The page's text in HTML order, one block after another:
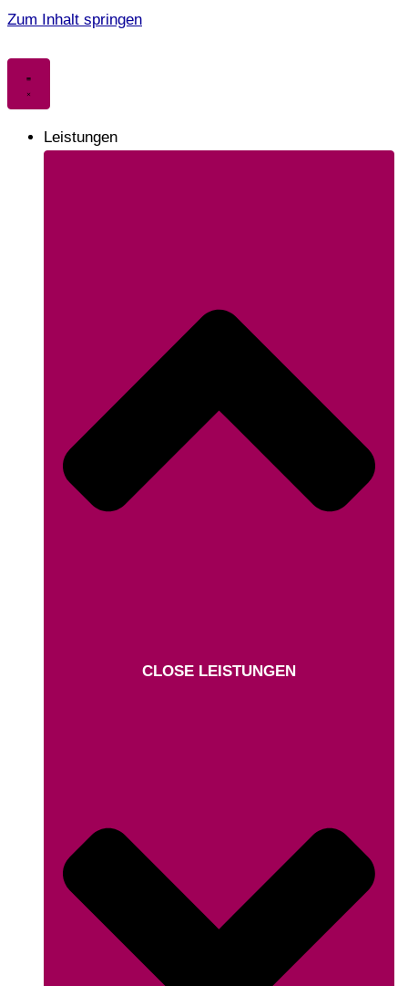
Zum Inhalt springen
Leistungen
CLOSE LEISTUNGEN